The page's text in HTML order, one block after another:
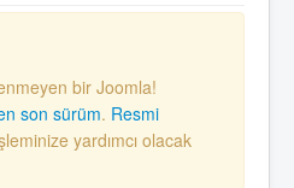
bir Joomla!
son sürüm. Resmi
yardımcı olacak